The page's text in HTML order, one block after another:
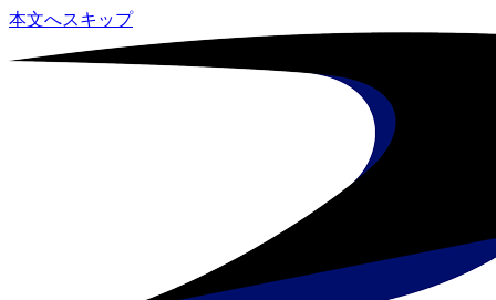
本文へスキップ